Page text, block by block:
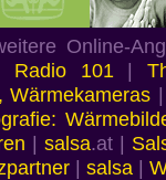
Online-
Radio 101 |
Wärmekameras
| salsa.at |
| salsa |